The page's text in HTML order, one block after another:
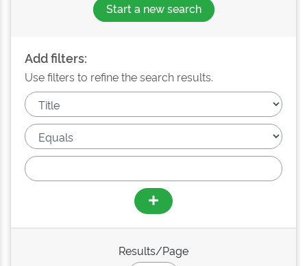
Start a new search
Add filters:
Use filters to refine the search results.
Results/Page